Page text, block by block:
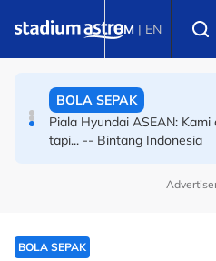
BM | EN
Masters Korea: Tee Kai
BOLA SEPAK
Piala Hyundai ASEAN:
tapi... -- Bintang Indonesia
BOLA SEPAK